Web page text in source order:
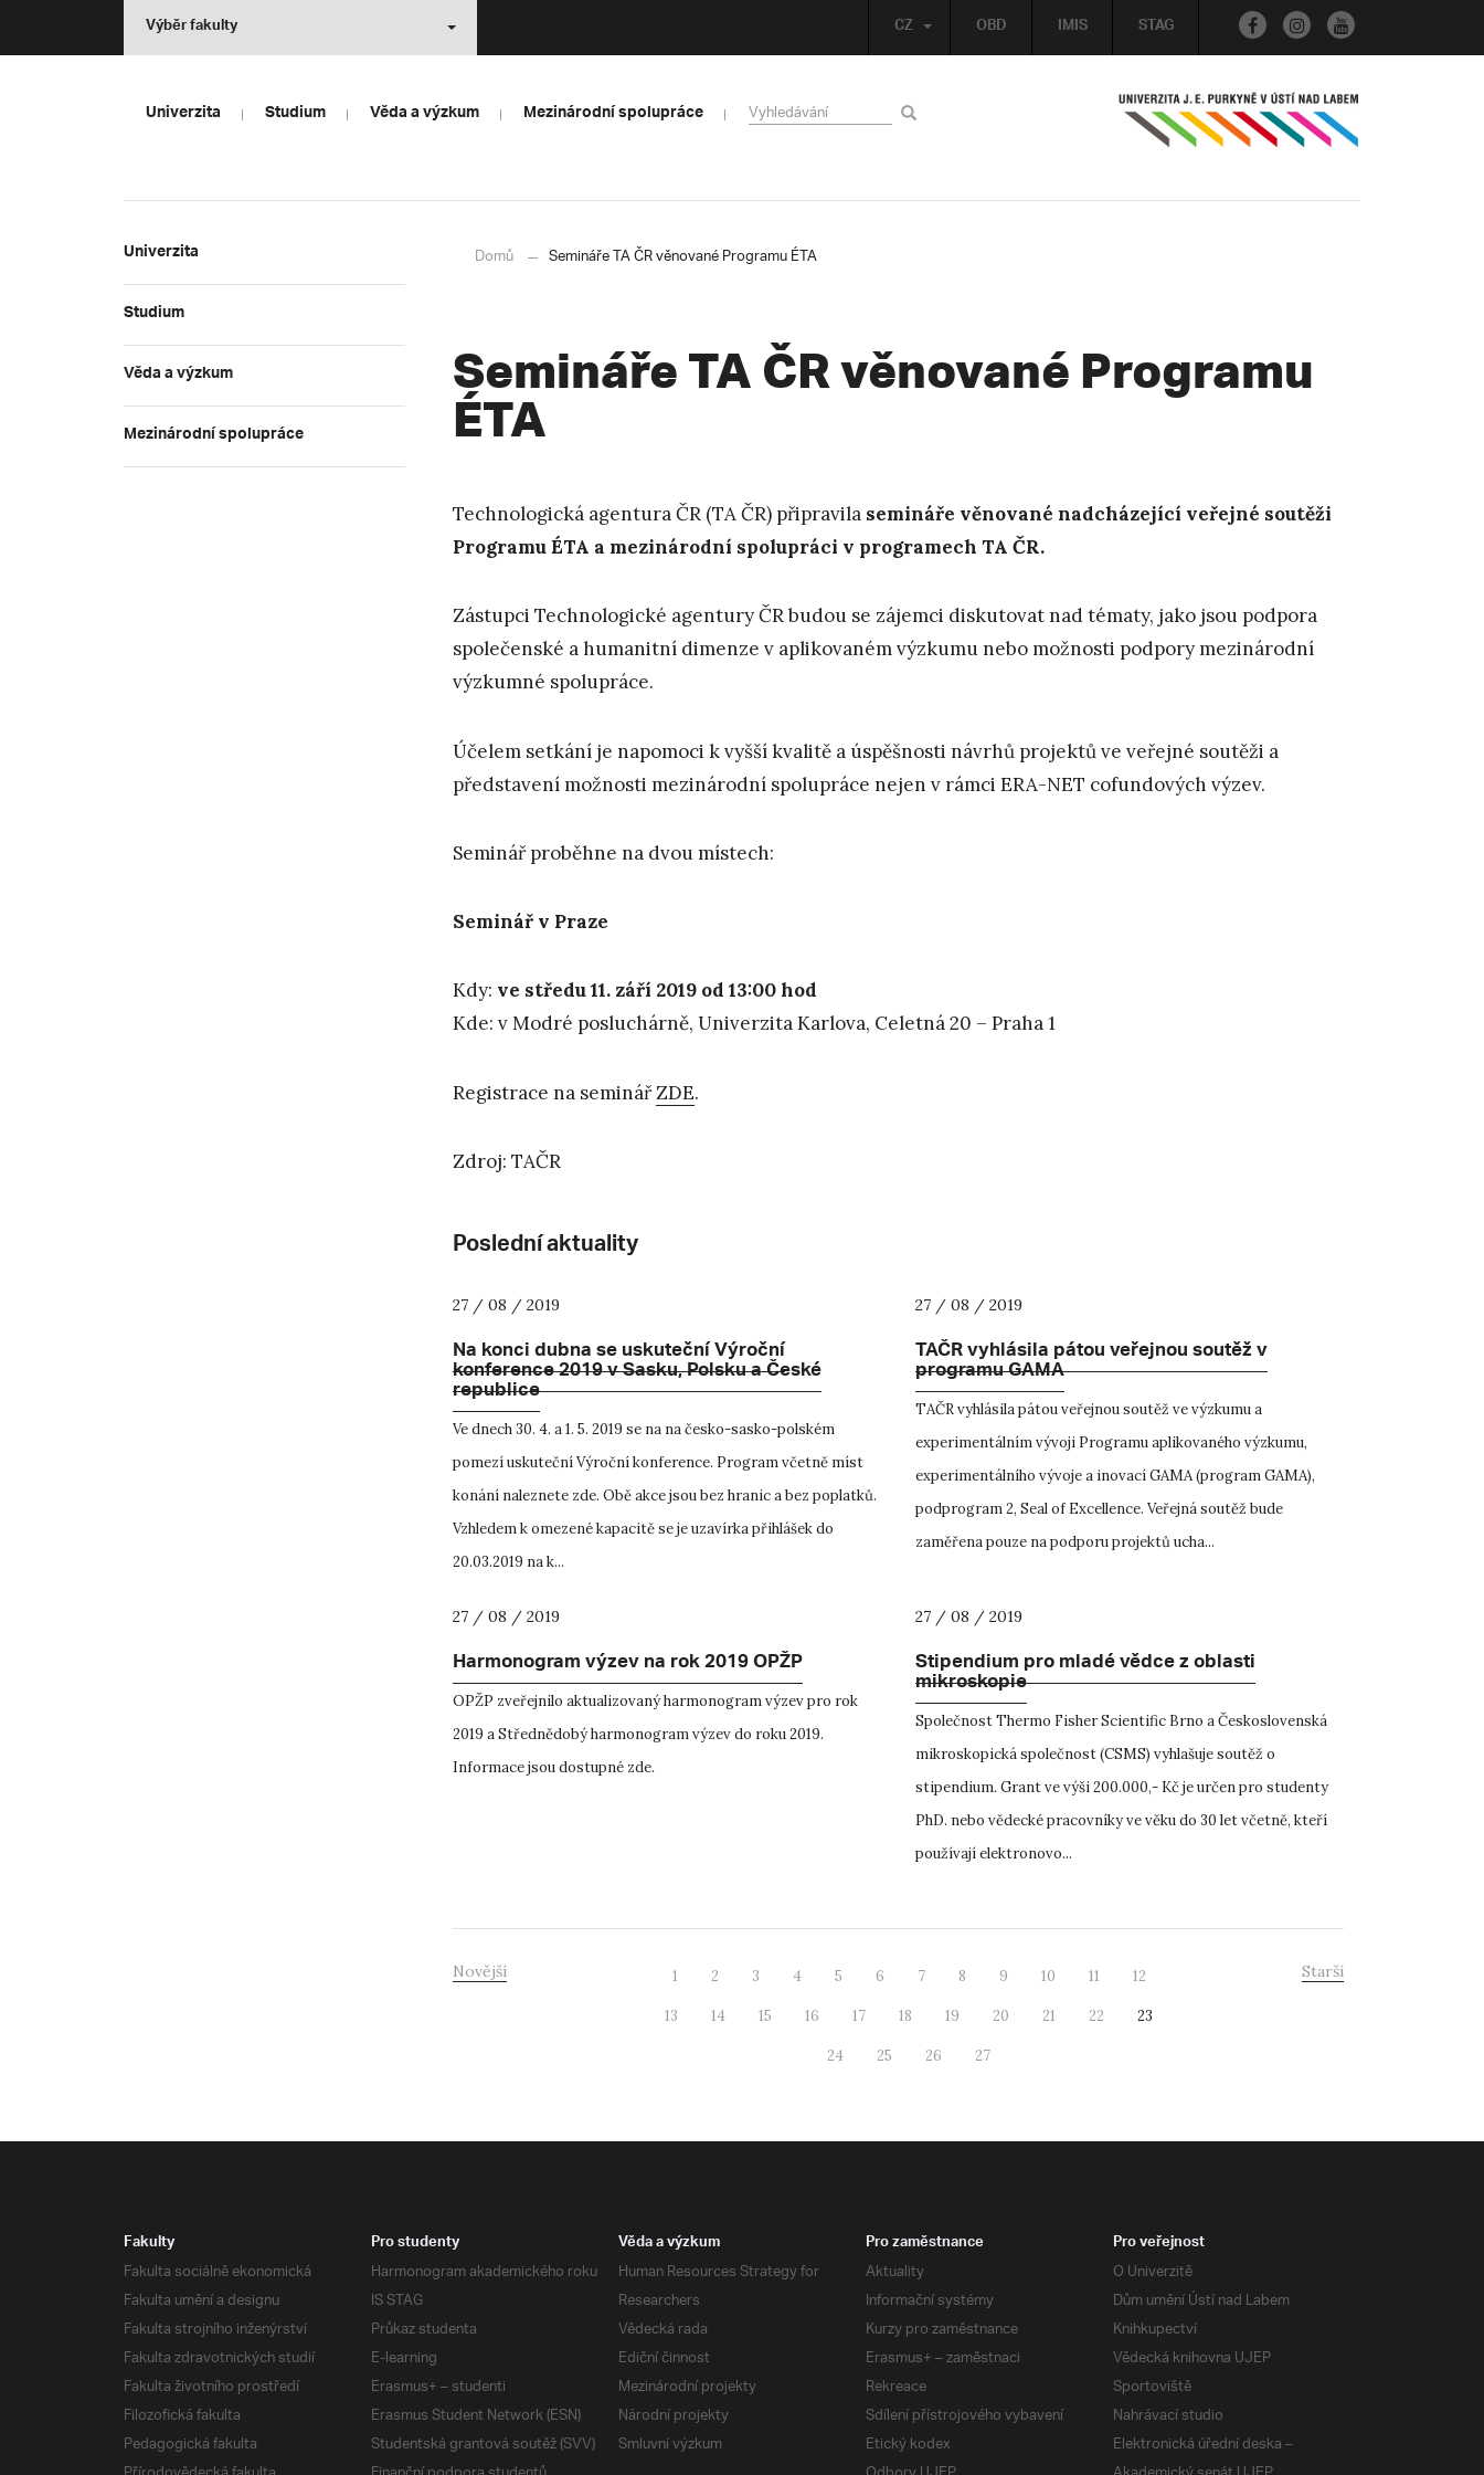
OBD IMIS STAG
CZ
Výběr fakulty
Univerzita Studium Věda a výzkum Mezinárodní spolupráce
Univerzita
Studium
Věda a výzkum
Mezinárodní spolupráce
Domů Semináře TA ČR věnované Programu ÉTA
Semináře TA ČR věnované Programu
ÉTA
Technologická agentura ČR (TA ČR) připravila semináře věnované nadcházející veřejné soutěži
Programu ÉTA a mezinárodní spolupráci v programech TA ČR.
Zástupci Technologické agentury ČR budou se zájemci diskutovat nad tématy, jako jsou podpora
společenské a humanitní dimenze v aplikovaném výzkumu nebo možnosti podpory mezinárodní
výzkumné spolupráce.
Účelem setkání je napomoci k vyšší kvalitě a úspěšnosti návrhů projektů ve veřejné soutěži a
představení možnosti mezinárodní spolupráce nejen v rámci ERA-NET cofundových výzev.
Seminář proběhne na dvou místech:
Seminář v Praze
Kdy: ve středu 11. září 2019 od 13:00 hod
Kde: v Modré posluchárně, Univerzita Karlova, Celetná 20 – Praha 1
Registrace na seminářZDE.
Zdroj: TAČR
Poslední aktuality
27 / 08 / 2019
Na konci dubna se uskuteční Výroční
konference 2019 v Sasku, Polsku a České
republice
Ve dnech 30. 4. a 1. 5. 2019 se na na česko-sasko-polském
pomezí uskuteční Výroční konference. Program včetně míst
konání naleznete zde. Obě akce jsou bez hranic a bez poplatků.
Vzhledem k omezené kapacitě se je uzavírka přihlášek do
20.03.2019 na k...
27 / 08 / 2019
TAČR vyhlásila pátou veřejnou soutěž v
programu GAMA
TAČR vyhlásila pátou veřejnou soutěž ve výzkumu a
experimentálním vývoji Programu aplikovaného výzkumu,
experimentálního vývoje a inovací GAMA (program GAMA),
podprogram 2, Seal of Excellence. Veřejná soutěž bude
zaměřena pouze na podporu projektů ucha...
27 / 08 / 2019
Harmonogram výzev na rok 2019 OPŽP
OPŽP zveřejnilo aktualizovaný harmonogram výzev pro rok
2019 a Střednědobý harmonogram výzev do roku 2019.
Informace jsou dostupné zde.
27 / 08 / 2019
Stipendium pro mladé vědce z oblasti
mikroskopie
Společnost Thermo Fisher Scientific Brno a Československá
mikroskopická společnost (CSMS) vyhlašuje soutěž o
stipendium. Grant ve výši 200.000,- Kč je určen pro studenty
PhD. nebo vědecké pracovníky ve věku do 30 let včetně, kteří
používají elektronovo...
Novější 1 2 3 4 5 6 7 8 9 10 11 12
13 14 15 16 17 18 19 20 21 22 23
24 25 26 27
Starší
Fakulty
Fakulta sociálně ekonomická
Fakulta umění a designu
Fakulta strojního inženýrství
Fakulta zdravotnických studií
Fakulta životního prostředí
Filozofická fakulta
Pedagogická fakulta
Pro studenty
Harmonogram akademického roku
IS STAG
Průkaz studenta
E-learning
Erasmus+ – studenti
Erasmus Student Network (ESN)
Studentská grantová soutěž (SVV)
Věda a výzkum
Human Resources Strategy for
Researchers
Vědecká rada
Ediční činnost
Mezinárodní projekty
Národní projekty
Smluvní výzkum
Pro zaměstnance
Aktuality
Informační systémy
Kurzy pro zaměstnance
Erasmus+ – zaměstnaci
Rekreace
Sdílení přístrojového vybavení
Etický kodex
Pro veřejnost
O Univerzitě
Dům umění Ústí nad Labem
Knihkupectví
Vědecká knihovna UJEP
Sportoviště
Nahrávací studio
Elektronická úřední deska –